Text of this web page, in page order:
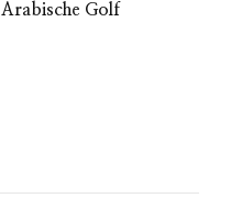
Arabische Golf